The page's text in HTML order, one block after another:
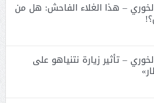
– هذا الغلاء الفاحش: هل من
– تأثير زيارة نتنياهو على